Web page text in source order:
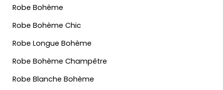
Robe Bohème
Robe Bohème Chic
Robe Longue Bohème
Robe Bohème Champêtre
Robe Blanche Bohème